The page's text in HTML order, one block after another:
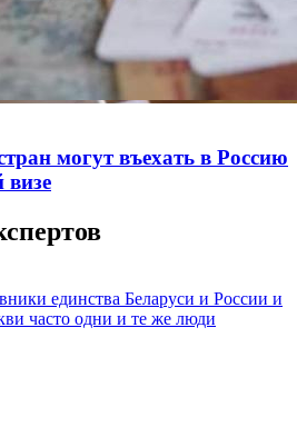
могут въехать в Россию
визе
единства Беларуси и России и
часто одни и те же люди